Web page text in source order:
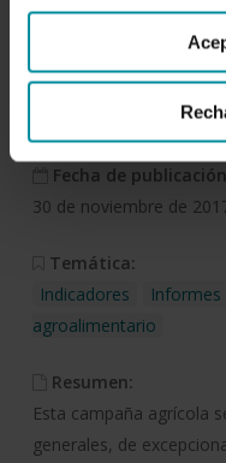
Campaña
Autor/es:
Servicio de Estudios
Fecha de
30 de noviembre de
Temática:
Indicadores
Informes
agroalimentario
Resumen:
Esta campaña agrícola
generales, de